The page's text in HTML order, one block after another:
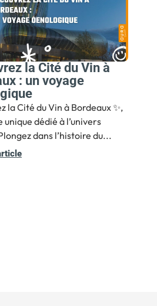
la Cité du Vin à
: un voyage
la Cité du Vin à Bordeaux ✨,
unique dédié à l’univers
dans l’histoire du...